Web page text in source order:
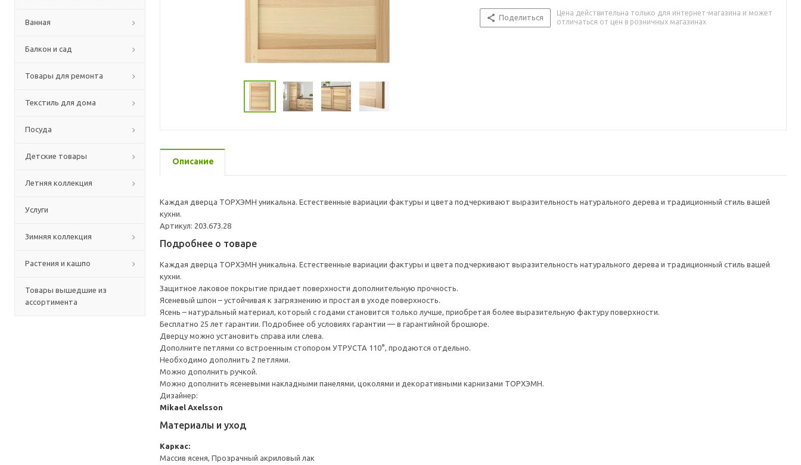
Ванная
Балкон и сад
Товары для ремонта
Текстиль для дома
Посуда
Детские товары
Летняя коллекция
Услуги
Зимняя коллекция
Растения и кашпо
Товары вышедшие из
ассортимента
Поделиться
Цена действительна только для интернет-магазина и может
отличаться от цен в розничных магазинах
Описание
Каждая дверца ТОРХЭМН уникальна. Естественные вариации фактуры и цвета подчеркивают выразительность натурального дерева и традиционный стиль вашей
кухни.
Артикул: 203.673.28
Подробнее о товаре
Каждая дверца ТОРХЭМН уникальна. Естественные вариации фактуры и цвета подчеркивают выразительность натурального дерева и традиционный стиль вашей
кухни.
Защитное лаковое покрытие придает поверхности дополнительную прочность.
Ясеневый шпон – устойчивая к загрязнению и простая в уходе поверхность.
Ясень – натуральный материал, который с годами становится только лучше, приобретая более выразительную фактуру поверхности.
Бесплатно 25 лет гарантии. Подробнее об условиях гарантии — в гарантийной брошюре.
Дверцу можно установить справа или слева.
Дополните петлями со встроенным стопором УТРУСТА 110°, продаются отдельно.
Необходимо дополнить 2 петлями.
Можно дополнить ручкой.
Можно дополнить ясеневыми накладными панелями, цоколями и декоративными карнизами ТОРХЭМН.
Дизайнер:
Mikael Axelsson
Материалы и уход
Каркас:
Массив ясеня, Прозрачный акриловый лак